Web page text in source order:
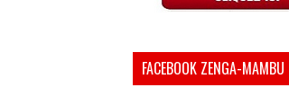
FACEBOOK ZENGA-MAMBU